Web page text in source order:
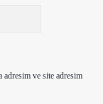
adresim ve site adresim